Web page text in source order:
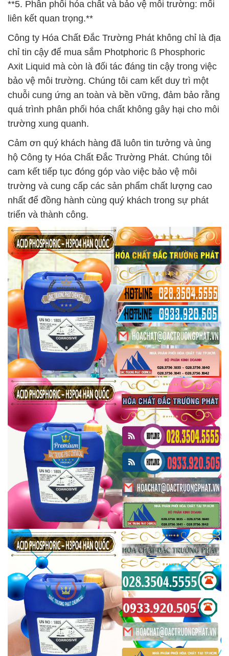
**5. Phân phối hóa chất và bảo vệ môi trường: mối
liên kết quan trọng.**
Công ty Hóa Chất Đắc Trường Phát không chỉ là địa
chỉ tin cậy để mua sắm Photphoric ß Phosphoric
Axit Liquid mà còn là đối tác đáng tin cậy trong việc
bảo vệ môi trường. Chúng tôi cam kết duy trì một
chuỗi cung ứng an toàn và bền vững, đảm bảo rằng
quá trình phân phối hóa chất không gây hại cho môi
trường xung quanh.
Cảm ơn quý khách hàng đã luôn tin tưởng và ủng
hộ Công ty Hóa Chất Đắc Trường Phát. Chúng tôi
cam kết tiếp tục đóng góp vào việc bảo vệ môi
trường và cung cấp các sản phẩm chất lượng cao
nhất để đồng hành cùng quý khách trong sự phát
triển và thành công.